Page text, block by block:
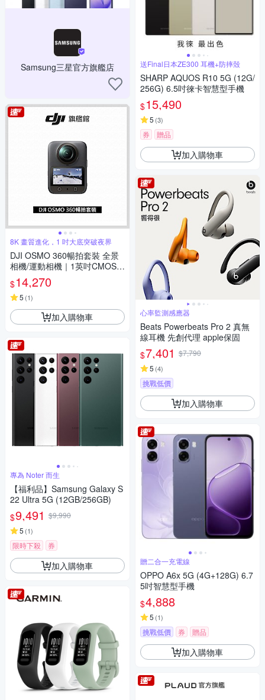
Samsung三星官方旗艦店
8K 畫質進化，1 吋大底突破夜界
DJI OSMO 360暢拍套裝 全景
相機/運動相機｜1英吋CMOS｜
三電充電盒、隱形自拍桿
$14,270
5 (1)
加入購物車
專為 Noter 而生
【福利品】Samsung Galaxy S
22 Ultra 5G (12GB/256GB)
$9,491 $9,990
5 (1)
限時下殺 券
加入購物車
送Final日本ZE300 耳機+防摔殼
SHARP AQUOS R10 5G (12G/
256G) 6.5吋徠卡智慧型手機
$15,490
5 (3)
券 贈品
加入購物車
心率監測感應器
Beats Powerbeats Pro 2 真無
線耳機 先創代理 apple保固
$7,401 $7,790
5 (4)
挑戰低價
加入購物車
贈二合一充電線
OPPO A6x 5G (4G+128G) 6.7
5吋智慧型手機
$4,888
5 (1)
挑戰低價 券 贈品
加入購物車